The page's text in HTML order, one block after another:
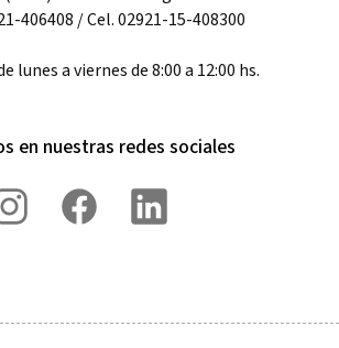
406408 / Cel. 02921-15-408300
lunes a viernes de 8:00 a 12:00 hs.
en nuestras redes sociales